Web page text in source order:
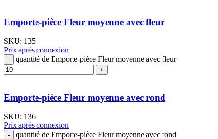
Emporte-pièce Fleur moyenne avec fleur
SKU: 135
Prix après connexion
quantité de Emporte-pièce Fleur moyenne avec fleur
Emporte-pièce Fleur moyenne avec rond
SKU: 136
Prix après connexion
quantité de Emporte-pièce Fleur moyenne avec rond